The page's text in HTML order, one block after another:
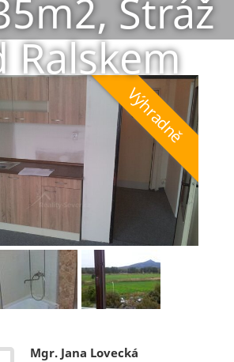
Stráž
Ralskem
Mgr. Jana Lovecká